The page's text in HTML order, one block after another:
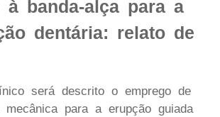
à banda-alça para a
dentária: relato de
será descrito o emprego de
mecânica para a erupção guiada